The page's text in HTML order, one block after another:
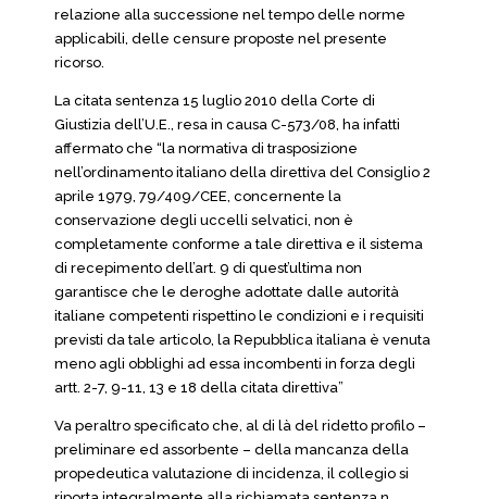
relazione alla successione nel tempo delle norme
applicabili, delle censure proposte nel presente
ricorso.
La citata sentenza 15 luglio 2010 della Corte di
Giustizia dell’U.E., resa in causa C-573/08, ha infatti
affermato che “la normativa di trasposizione
nell’ordinamento italiano della direttiva del Consiglio 2
aprile 1979, 79/409/CEE, concernente la
conservazione degli uccelli selvatici, non è
completamente conforme a tale direttiva e il sistema
di recepimento dell’art. 9 di quest’ultima non
garantisce che le deroghe adottate dalle autorità
italiane competenti rispettino le condizioni e i requisiti
previsti da tale articolo, la Repubblica italiana è venuta
meno agli obblighi ad essa incombenti in forza degli
artt. 2-7, 9-11, 13 e 18 della citata direttiva”
Va peraltro specificato che, al di là del ridetto profilo –
preliminare ed assorbente – della mancanza della
propedeutica valutazione di incidenza, il collegio si